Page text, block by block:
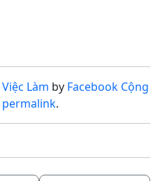
Việc Làm by Facebook Cộng
permalink.